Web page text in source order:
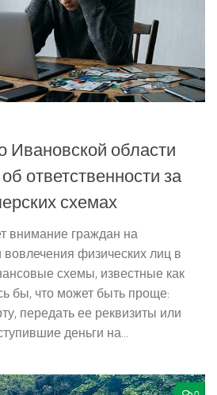
области
ответственности за
схемах
внимание граждан на
физических лиц в
схемы, известные как
бы, что может быть проще:
передать ее реквизиты или
деньги на...